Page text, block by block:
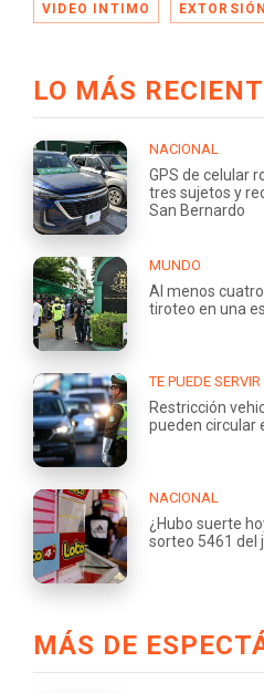
VIDEO INTIMO EXTORSIÓN
LO MÁS
NACIONAL
GPS de celular
tres sujetos y
San Bernardo
MUNDO
Al menos
tiroteo en una
TE PUEDE SERVIR
Restricción
pueden circular
NACIONAL
¿Hubo suerte
sorteo 5461 del
MÁS DE